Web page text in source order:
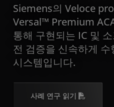
Siemens의 Veloce
Versal™ Premium
통해 구현되는 IC 및
전 검증을 신속하게
시스템입니다.
사례 연구 읽기